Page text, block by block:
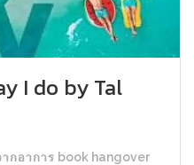
I do by Tal
กอาการ book hangover